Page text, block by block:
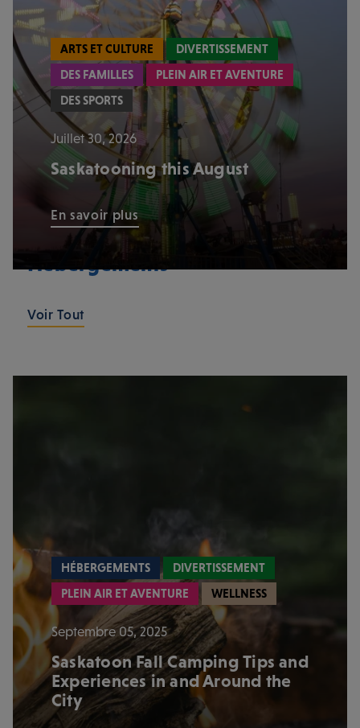
ARTS ET CULTURE
DIVERTISSEMENT
DES FAMILLES
PLEIN AIR ET AVENTURE
DES SPORTS
Juillet 30, 2026
Saskatooning this August
En savoir plus
Hébergements
Voir Tout
HÉBERGEMENTS
DIVERTISSEMENT
PLEIN AIR ET AVENTURE
WELLNESS
Septembre 05, 2025
Saskatoon Fall Camping Tips and
Experiences in and Around the
City